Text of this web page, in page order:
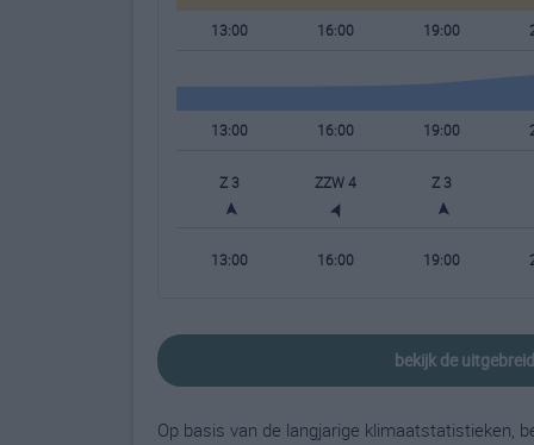
13:00 16:00 19:00
13:00 16:00 19:00
Z 3 ZZW 4 Z 3
13:00 16:00 19:00
bekijk de
Op basis van de langjarige klimaatstatistieken,